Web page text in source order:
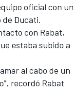
oficial con un
Ducati.
con Rabat,
estaba subido a
al cabo de un
recordó Rabat